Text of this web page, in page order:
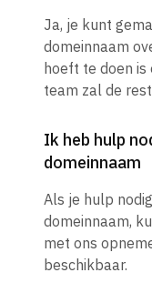
Ja, je kunt
domeinnaam
hoeft te doen is
team zal de
Ik heb hulp
domeinnaam
Als je hulp
domeinnaam,
met ons
beschikbaar.